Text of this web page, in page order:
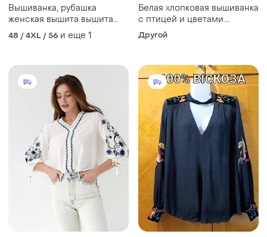
Вышиванка, рубашка
женская вышита вышита
бисером( хлопок)
48 / 4XL / 56 и еще 1
Белая хлопковая вышиванка
с птицей и цветами.
размер s,m,l м
Другой